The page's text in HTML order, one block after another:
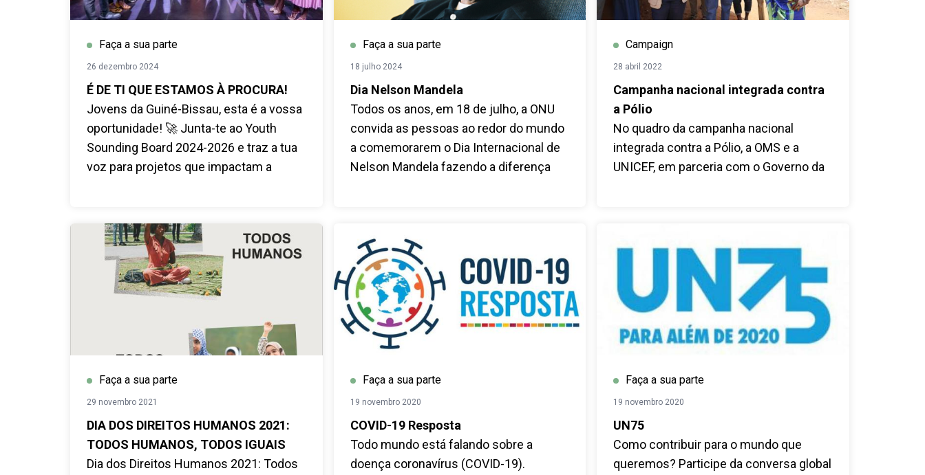
Faça a sua parte
26 dezembro 2024
É DE TI QUE ESTAMOS À PROCURA!
Jovens da Guiné-Bissau, esta é a vossa
oportunidade! 🚀 Junta-te ao Youth
Sounding Board 2024-2026 e traz a tua
voz para projetos que impactam a
Faça a sua parte
18 julho 2024
Dia Nelson Mandela
Todos os anos, em 18 de julho, a ONU
convida as pessoas ao redor do mundo
a comemorarem o Dia Internacional de
Nelson Mandela fazendo a diferença
para melhor!
Campaign
28 abril 2022
Campanha nacional integrada contra
a Pólio
No quadro da campanha nacional
integrada contra a Pólio, a OMS e a
UNICEF, em parceria com o Governo da
Faça a sua parte
29 novembro 2021
DIA DOS DIREITOS HUMANOS 2021:
TODOS HUMANOS, TODOS IGUAIS
Dia dos Direitos Humanos 2021: Todos
Faça a sua parte
19 novembro 2020
COVID-19 Resposta
Todo mundo está falando sobre a
doença coronavírus (COVID-19).
Faça a sua parte
19 novembro 2020
UN75
Como contribuir para o mundo que
queremos? Participe da conversa global